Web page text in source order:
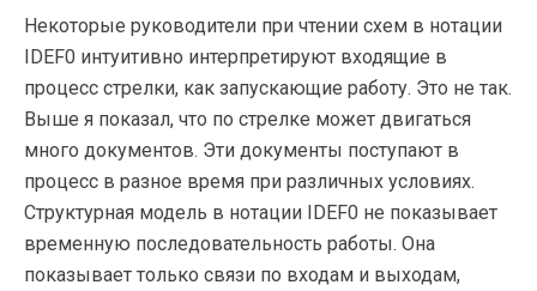
Некоторые руководители при чтении схем в нотации
IDEF0 интуитивно интерпретируют входящие в
процесс стрелки, как запускающие работу. Это не так.
Выше я показал, что по стрелке может двигаться
много документов. Эти документы поступают в
процесс в разное время при различных условиях.
Структурная модель в нотации IDEF0 не показывает
временную последовательность работы. Она
показывает только связи по входам и выходам,